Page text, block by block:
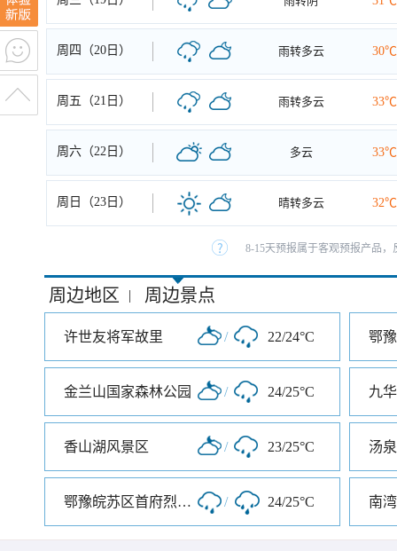
周四（20日） 雨转多云 30℃
周五（21日） 雨转多云 33℃
周六（22日） 多云 33℃
周日（23日） 晴转多云 32℃
8-15天预报属于客观预报产品
周边地区 | 周边景点
许世友将军故里 / 22/24°C
金兰山国家森林公园 / 24/25°C 九
香山湖风景区 / 23/25°C 汤
鄂豫皖苏区首府烈士陵园 / 24/25°C 南